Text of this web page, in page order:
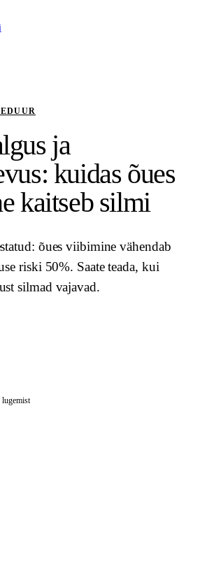
ja
kuidas õues
kaitseb silmi
õues viibimine vähendab
riski 50%. Saate teada, kui
silmad vajavad.
lugemist